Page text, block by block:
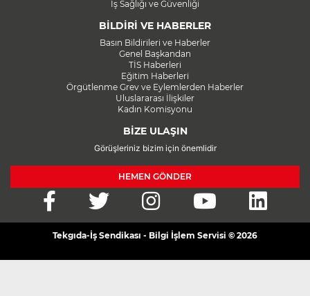
İş Sağlığı ve Güvenliği
BİLDİRİ VE HABERLER
Basın Bildirileri ve Haberler
Genel Başkandan
TİS Haberleri
Eğitim Haberleri
Örgütlenme Grev ve Eylemlerden Haberler
Uluslararası İlişkiler
Kadın Komisyonu
BİZE ULAŞIN
Görüşleriniz bizim için önemlidir
HEMEN GÖNDER
Tekgıda-İş Sendikası - Bilgi İşlem Servisi © 2026